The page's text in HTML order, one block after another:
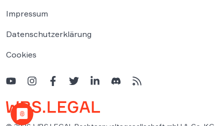
Impressum
Datenschutzerklärung
Cookies